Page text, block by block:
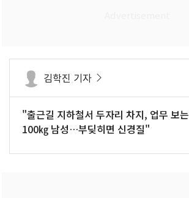
김학진 기자
"출근길 지하철서 두자리 차지, 업무 보는
100㎏ 남성…부딪히면 신경질"